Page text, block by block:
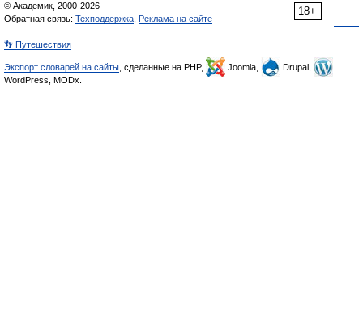
18+
© Академик, 2000-2026
Обратная связь: Техподдержка Реклама на сайте
👣 Путешествия
Экспорт словарей на сайты , сделанные на PHP, Joomla,
Drupal,
WordPress, MODx.